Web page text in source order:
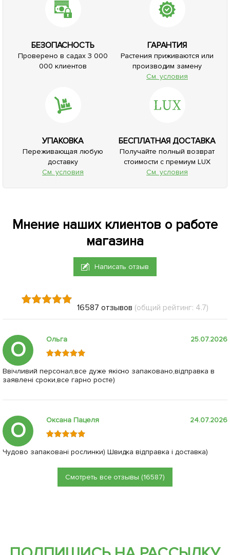
БЕЗОПАСНОСТЬ
Проверено в садах 3 000
000 клиентов
ГАРАНТИЯ
Растения приживаются или
производим замену
См. условия
УПАКОВКА
Переживающая любую
доставку
См. условия
БЕСПЛАТНАЯ ДОСТАВКА
Получайте полный возврат
стоимости с премиум LUX
См. условия
Мнение наших клиентов о работе
магазина
Написать отзыв
16587 отзывов (общий рейтинг: 4.7)
О Ольга 25.07.2026
Ввічливий персонал,все дуже якісно запаковано,відправка в
заявлені сроки,все гарно росте)
О Оксана Пацеля 24.07.2026
Чудово запаковані рослинки) Швидка відправка і доставка)
Смотреть все отзывы (16587)